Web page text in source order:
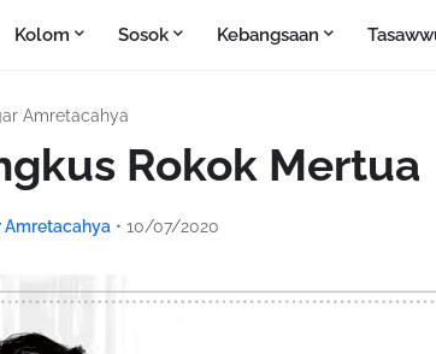
Kolom Sosok Kebangsaan
Amretacahya
Rokok Mertua
Amretacahya • 10/07/2020